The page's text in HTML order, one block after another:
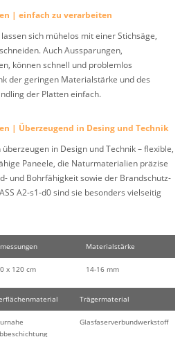
| einfach zu verarbeiten
sich mühelos mit einer Stichsäge,
Auch Aussparungen,
können schnell und problemlos
der geringen Materialstärke und des
der Platten einfach.
| Überzeugend in Desing und Technik
in Design und Technik – flexible,
Paneele, die Naturmaterialien präzise
und Bohrfähigkeit sowie der Brandschutz-
A2-s1-d0 sind sie besonders vielseitig
Materialstärke
x 120 cm 14-16 mm
Trägermaterial
Glasfaserverbundwerkstoff